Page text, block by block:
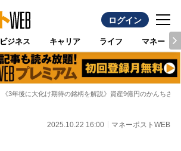
ログイン
ビジネス キャリア ライフ マネー
《3年後に大化け期待の銘柄を解説》資産9億円のかんち
2025.10.22 16:00 マネーポストWEB